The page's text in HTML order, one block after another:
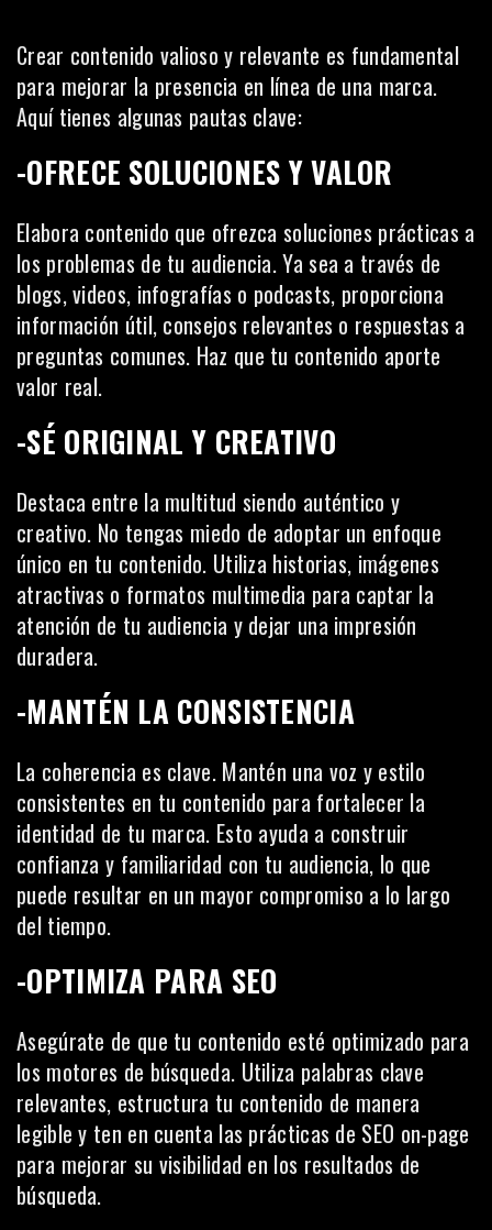
Crear contenido valioso y relevante es fundamental
para mejorar la presencia en línea de una marca.
Aquí tienes algunas pautas clave:
-OFRECE SOLUCIONES Y VALOR
Elabora contenido que ofrezca soluciones prácticas a
los problemas de tu audiencia. Ya sea a través de
blogs, videos, infografías o podcasts, proporciona
información útil, consejos relevantes o respuestas a
preguntas comunes. Haz que tu contenido aporte
valor real.
-SÉ ORIGINAL Y CREATIVO
Destaca entre la multitud siendo auténtico y
creativo. No tengas miedo de adoptar un enfoque
único en tu contenido. Utiliza historias, imágenes
atractivas o formatos multimedia para captar la
atención de tu audiencia y dejar una impresión
duradera.
-MANTÉN LA CONSISTENCIA
La coherencia es clave. Mantén una voz y estilo
consistentes en tu contenido para fortalecer la
identidad de tu marca. Esto ayuda a construir
confianza y familiaridad con tu audiencia, lo que
puede resultar en un mayor compromiso a lo largo
del tiempo.
-OPTIMIZA PARA SEO
Asegúrate de que tu contenido esté optimizado para
los motores de búsqueda. Utiliza palabras clave
relevantes, estructura tu contenido de manera
legible y ten en cuenta las prácticas de SEO on-page
para mejorar su visibilidad en los resultados de
búsqueda.